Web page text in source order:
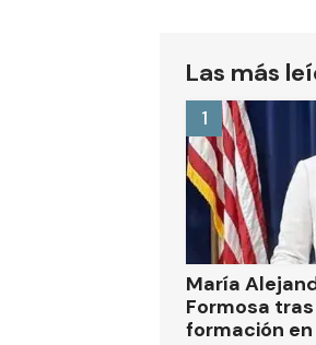
Las más
María
Formosa
formación
1